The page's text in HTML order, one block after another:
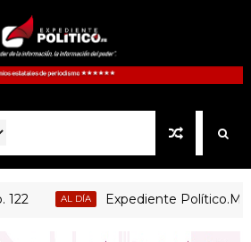
AL DÍA Expediente Político.Mx no